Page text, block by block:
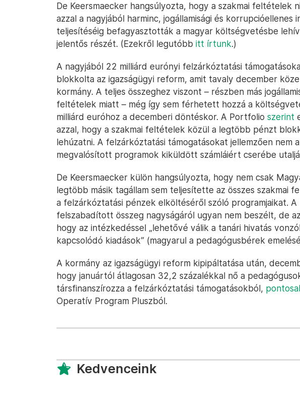
De Keersmaecker hangsúlyozta, hogy a szakmai feltételek
azzal a nagyjából harminc, jogállamisági és korrupcióellenes
teljesítéséig befagyasztották a magyar költségvetésbe
jelentős részét. (Ezekről legutóbb itt írtunk.)
A nagyjából 22 milliárd eurónyi felzárkóztatási
blokkolta az igazságügyi reform, amit tavaly december
kormány. A teljes összeghez viszont – részben más
feltételek miatt – még így sem férhetett hozzá a
milliárd euróhoz a decemberi döntéskor. A Portfolio szerint
azzal, hogy a szakmai feltételek közül a legtöbb pénzt
lehúzatni. A felzárkóztatási támogatásokat jellemzően nem
megvalósított programok kiküldött számláiért cserébe
De Keersmaecker külön hangsúlyozta, hogy nem csak
legtöbb másik tagállam sem teljesítette az összes szakmai
a felzárkóztatási pénzek elköltéséről szóló programjaikat. A
felszabadított összeg nagyságáról ugyan nem beszélt, de
hogy az intézkedéssel „lehetővé válik a tanári hivatás
kapcsolódó kiadások” (magyarul a pedagógusbérek
A kormány az igazságügyi reform kipipáltatása után,
hogy januártól átlagosan 32,2 százalékkal nő a
társfinanszírozza a felzárkóztatási támogatásokból,
Operatív Program Pluszból.
Kedvenceink